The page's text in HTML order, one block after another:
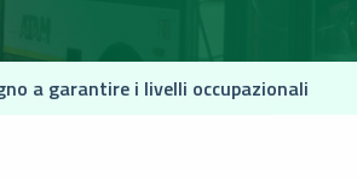
a garantire i livelli occupazionali